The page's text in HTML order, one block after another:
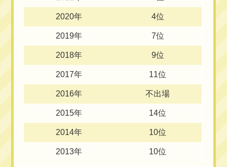
2020年 4位
2019年 7位
2018年 9位
2017年 11位
2016年 不出場
2015年 14位
2014年 10位
2013年 10位